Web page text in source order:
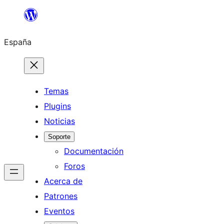
Saltar
contenido
España
Temas
Plugins
Noticias
Soporte
Documentación
Foros
Acerca de
Patrones
Eventos